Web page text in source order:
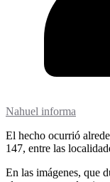
Nahuel informa
El hecho ocurrió
147, entre las
En las imágenes, que